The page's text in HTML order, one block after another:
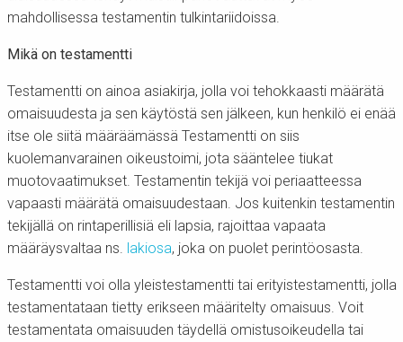
mahdollisessa testamentin tulkintariidoissa.
Mikä on testamentti
Testamentti on ainoa asiakirja, jolla voi tehokkaasti määrätä
omaisuudesta ja sen käytöstä sen jälkeen, kun henkilö ei enää
itse ole siitä määräämässä Testamentti on siis
kuolemanvarainen oikeustoimi, jota sääntelee tiukat
muotovaatimukset. Testamentin tekijä voi periaatteessa
vapaasti määrätä omaisuudestaan. Jos kuitenkin testamentin
tekijällä on rintaperillisiä eli lapsia, rajoittaa vapaata
määräysvaltaa ns. lakiosa, joka on puolet perintöosasta.
Testamentti voi olla yleistestamentti tai erityistestamentti, jolla
testamentataan tietty erikseen määritelty omaisuus. Voit
testamentata omaisuuden täydellä omistusoikeudella tai